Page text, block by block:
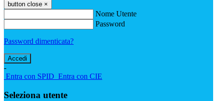
button close ×
Nome Utente
Password
Password dimenticata?
-
Entra con SPID Entra con CIE
Seleziona utente